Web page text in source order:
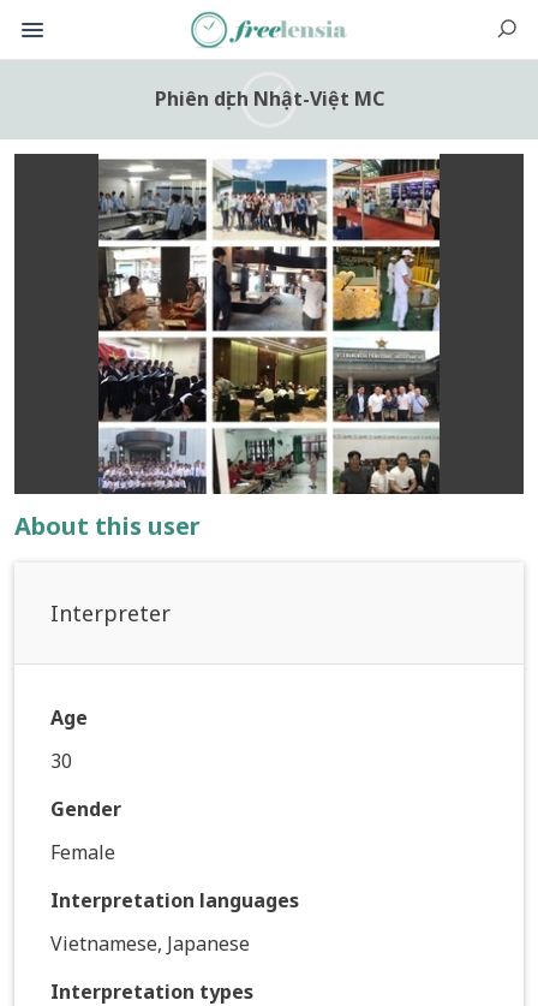
Phiên dịch Nhật-Việt MC
About this user
Interpreter
Age
30
Gender
Female
Interpretation languages
Vietnamese, Japanese
Interpretation types